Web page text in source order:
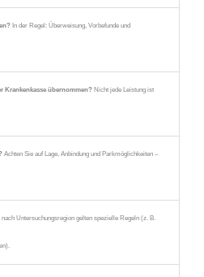
In der Regel: Überweisung, Vorbefunde und
Krankenkasse übernommen?Nicht jede Leistung ist
Achten Sie auf Lage, Anbindung und Parkmöglichkeiten –
Untersuchungsregion gelten spezielle Regeln (z. B.